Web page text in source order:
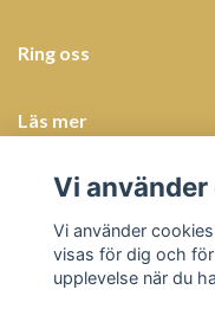
Ring oss
Läs mer
Sociala medier
Vi
Vi använder
visas för dig och
upplevelse när du